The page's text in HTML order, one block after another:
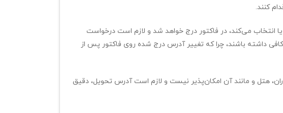
کنند.
انتخاب می‌کند، در فاکتور درج خواهد شد و لازم است درخواست
داشته باشند، چرا که تغییر آدرس درج شده روی فاکتور پس از
هتل و مانند آن امکان‌پذیر نیست و لازم است آدرس تحویل، دقیق